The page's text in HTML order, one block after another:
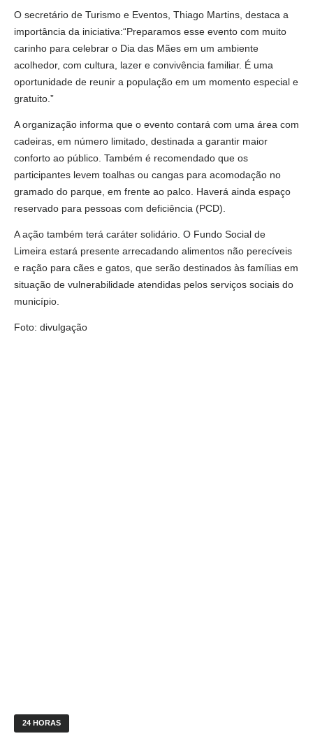
O secretário de Turismo e Eventos, Thiago Martins, destaca a
importância da iniciativa:“Preparamos esse evento com muito
carinho para celebrar o Dia das Mães em um ambiente
acolhedor, com cultura, lazer e convivência familiar. É uma
oportunidade de reunir a população em um momento especial e
gratuito.”
A organização informa que o evento contará com uma área com
cadeiras, em número limitado, destinada a garantir maior
conforto ao público. Também é recomendado que os
participantes levem toalhas ou cangas para acomodação no
gramado do parque, em frente ao palco. Haverá ainda espaço
reservado para pessoas com deficiência (PCD).
A ação também terá caráter solidário. O Fundo Social de
Limeira estará presente arrecadando alimentos não perecíveis
e ração para cães e gatos, que serão destinados às famílias em
situação de vulnerabilidade atendidas pelos serviços sociais do
município.
Foto: divulgação
24 HORAS